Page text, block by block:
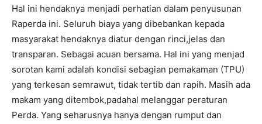
Hal ini hendaknya menjadi perhatian dalam penyusunan
Raperda ini. Seluruh biaya yang dibebankan kepada
masyarakat hendaknya diatur dengan rinci,jelas dan
transparan. Sebagai acuan bersama. Hal ini yang menjad
sorotan kami adalah kondisi sebagian pemakaman (TPU)
yang terkesan semrawut, tidak tertib dan rapih. Masih ada
makam yang ditembok,padahal melanggar peraturan
Perda. Yang seharusnya hanya dengan rumput dan